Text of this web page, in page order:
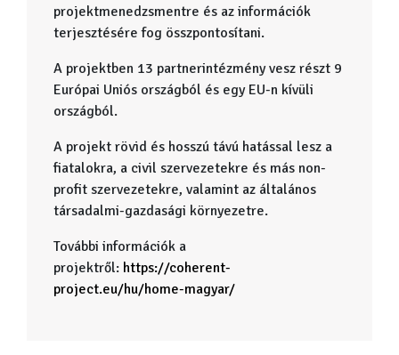
projektmenedzsmentre és az információk
terjesztésére fog összpontosítani.
A projektben 13 partnerintézmény vesz részt 9
Európai Uniós országból és egy EU-n kívüli
országból.
A projekt rövid és hosszú távú hatással lesz a
fiatalokra, a civil szervezetekre és más non-
profit szervezetekre, valamint az általános
társadalmi-gazdasági környezetre.
További információk a
projektről: https://coherent-
project.eu/hu/home-magyar/